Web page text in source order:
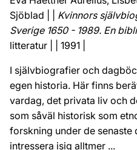
Sjöblad | | Kvinnors
Sverige 1650 - 1989. En
litteratur | | 1991 |
I självbiografier och
egen historia. Här finns
vardag, det privata liv och
som såväl historisk som
forskning under de senaste
intressera isig alltmer ...